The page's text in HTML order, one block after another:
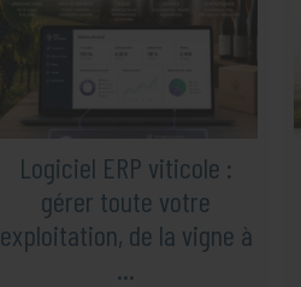
Logiciel ERP viticole :
gérer toute votre
exploitation, de la vigne à
...